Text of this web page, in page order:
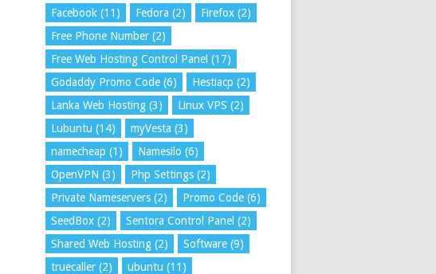
Facebook (11) Fedora (2) Firefox (2)
Free Phone Number (2)
Free Web Hosting Control Panel (17)
Godaddy Promo Code (6) Hestiacp (2)
Lanka Web Hosting (3) Linux VPS (2)
Lubuntu (14) myVesta (3)
namecheap (1) Namesilo (6)
OpenVPN (3) Php Settings (2)
Private Nameservers (2) Promo Code (6)
SeedBox (2) Sentora Control Panel (2)
Shared Web Hosting (2) Software (9)
truecaller (2) ubuntu (11)